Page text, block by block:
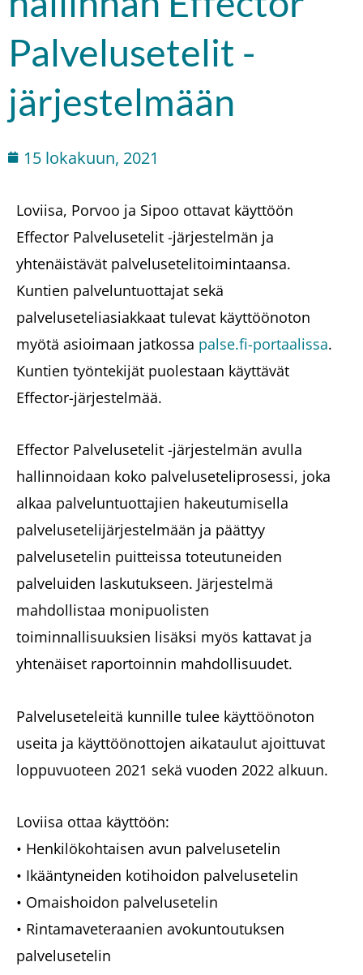
Palvelusetelit -
järjestelmään
15 lokakuun, 2021
Loviisa, Porvoo ja Sipoo ottavat käyttöön
Effector Palvelusetelit -järjestelmän ja
yhtenäistävät palvelusetelitoimintaansa.
Kuntien palveluntuottajat sekä
palveluseteliasiakkaat tulevat käyttöönoton
myötä asioimaan jatkossa palse.fi-portaalissa.
Kuntien työntekijät puolestaan käyttävät
Effector-järjestelmää.
Effector Palvelusetelit -järjestelmän avulla
hallinnoidaan koko palveluseteliprosessi, joka
alkaa palveluntuottajien hakeutumisella
palvelusetelijärjestelmään ja päättyy
palvelusetelin puitteissa toteutuneiden
palveluiden laskutukseen. Järjestelmä
mahdollistaa monipuolisten
toiminnallisuuksien lisäksi myös kattavat ja
yhtenäiset raportoinnin mahdollisuudet.
Palveluseteleitä kunnille tulee käyttöönoton
useita ja käyttöönottojen aikataulut ajoittuvat
loppuvuoteen 2021 sekä vuoden 2022 alkuun.
Loviisa ottaa käyttöön:
• Henkilökohtaisen avun palvelusetelin
• Ikääntyneiden kotihoidon palvelusetelin
• Omaishoidon palvelusetelin
• Rintamaveteraanien avokuntoutuksen
palvelusetelin